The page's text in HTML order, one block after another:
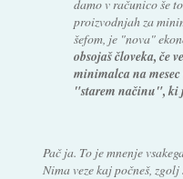
damo v računico še
proizvodnjah za
šefom, je "nova"
obsojaš človeka, če
minimalca na
"starem načinu", ki
Pač ja. To je mnenje
Nima veze kaj počneš,